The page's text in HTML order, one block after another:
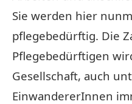
Sie werden hier
pflegebedürftig. Die
Pflegebedürftigen
Gesellschaft, auch
EinwandererInnen